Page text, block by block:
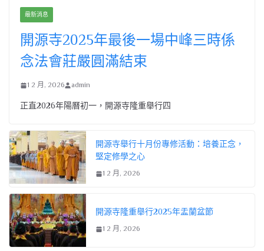
最新消息
開源寺2025年最後一場中峰三時係
念法會莊嚴圓滿結束
1 2 月, 2026 admin
正直2026年陽曆初一，開源寺隆重舉行四
開源寺舉行十月份專修活動：培養正念，
堅定修學之心
1 2 月, 2026
開源寺隆重舉行2025年盂蘭盆節
1 2 月, 2026